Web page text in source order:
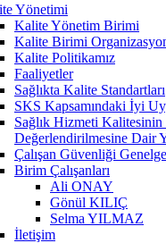
Yönetimi
Kalite Yönetim Birimi
Kalite Birimi Organizasyon
Kalite Politikamız
Faaliyetler
Sağlıkta Kalite Standartları
SKS Kapsamındaki İyi
Sağlık Hizmeti
Değerlendirilmesine Dair
Çalışan Güvenliği
Birim Çalışanları
Ali ONAY
Gönül KILIÇ
Selma YILMAZ
İletişim